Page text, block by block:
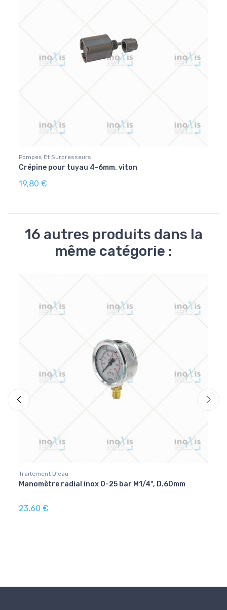
Pompes Et Surpresseurs
Crépine pour tuyau 4-6mm, viton
19,80 €
16 autres produits dans la
même catégorie :
Traitement D'eau
Manomètre radial inox 0-25 bar M1/4", D.60mm
23,60 €